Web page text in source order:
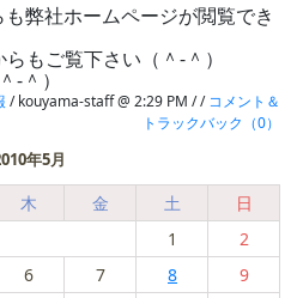
弊社ホームページが閲覧でき
もご覧下さい（＾-＾）
-＾）
/ kouyama-staff @ 2:29 PM / /コメント＆
トラックバック（0）
年5月
木 金 土
日
1
2
6 7 8
9